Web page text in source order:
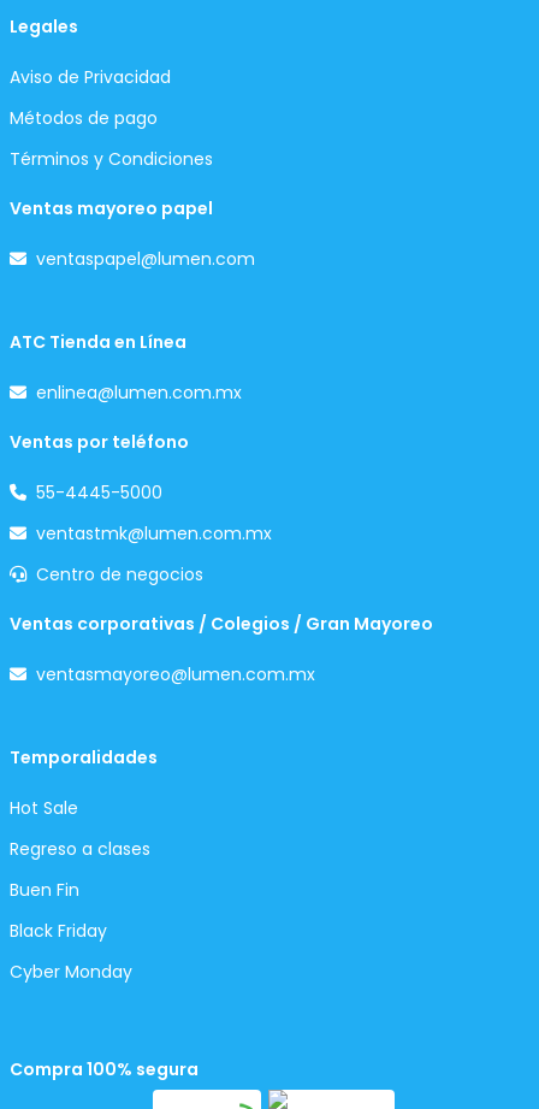
Legales
Aviso de Privacidad
Métodos de pago
Términos y Condiciones
Ventas mayoreo papel
ventaspapel@lumen.com
ATC Tienda en Línea
enlinea@lumen.com.mx
Ventas por teléfono
55-4445-5000
ventastmk@lumen.com.mx
Centro de negocios
Ventas corporativas / Colegios / Gran Mayoreo
ventasmayoreo@lumen.com.mx
Temporalidades
Hot Sale
Regreso a clases
Buen Fin
Black Friday
Cyber Monday
Compra 100% segura